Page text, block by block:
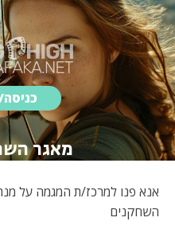
מאגר
אנא פנו למרכז/ת המגמה על
השחקנים